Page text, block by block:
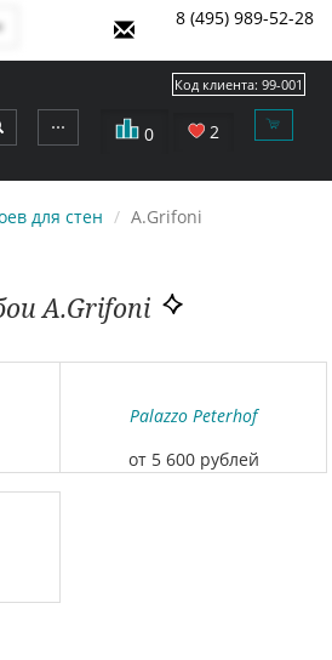
8 (495) 989-52-28
⋯ 0 2
Код клиента: 99-001
для стен A.Grifoni
A.Grifoni
Palazzo Peterhof
от 5 600 рублей